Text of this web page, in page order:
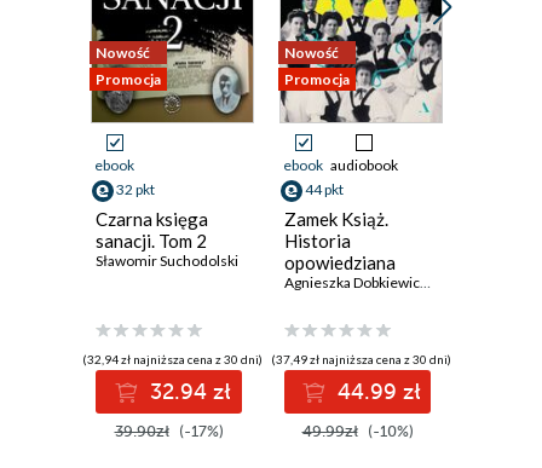
Nowość
Promocja
ebook
32 pkt
Czarna księga
sanacji. Tom 2
Sławomir Suchodolski
(32,94 zł najniższa cena z 30 dni)
32.94 zł
39.90zł (-17%)
Nowość
Promocja
ebook audiobook
44 pkt
Zamek Książ.
Historia
opowiedziana
głosami służących
Agnieszka Dobkiewicz,
(37,49 zł najniższa cena z 30 dni)
44.99 zł
49.99zł (-10%)